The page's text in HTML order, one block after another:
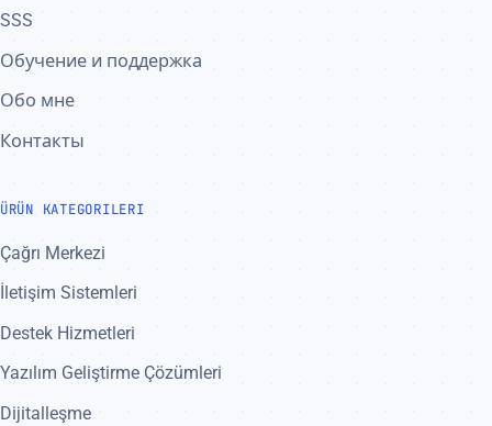
SSS
Обучение и поддержка
Обо мне
Контакты
ÜRÜN KATEGORILERI
Çağrı Merkezi
İletişim Sistemleri
Destek Hizmetleri
Yazılım Geliştirme Çözümleri
Dijitalleşme